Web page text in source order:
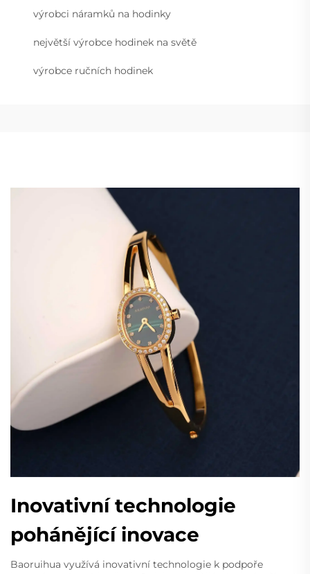
výrobci náramků na hodinky
největší výrobce hodinek na světě
výrobce ručních hodinek
Inovativní technologie
pohánějící inovace
Baoruihua využívá inovativní technologie k podpoře